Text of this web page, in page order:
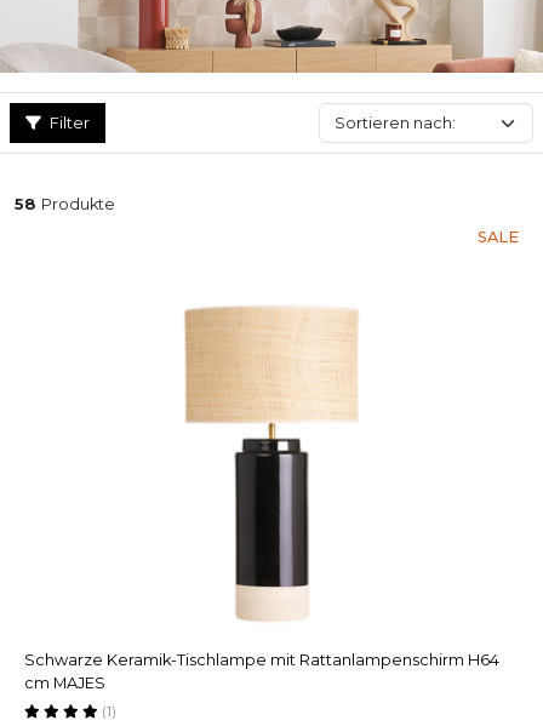
Filter
58 Produkte
SALE
Schwarze Keramik-Tischlampe mit Rattanlampenschirm H64
cm MAJES
(1)